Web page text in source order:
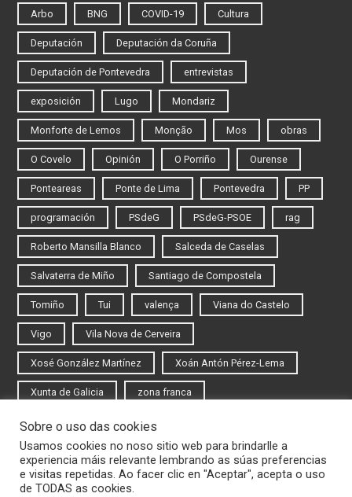
Arbo BNG COVID-19 Cultura
Deputación Deputación da Coruña
Deputación de Pontevedra entrevistas
exposición Lugo Mondariz
Monforte de Lemos Monção Mos obras
O Covelo Opinión O Porriño Ourense
Ponteareas Ponte de Lima Pontevedra PP
programación PSdeG PSdeG-PSOE rag
Roberto Mansilla Blanco Salceda de Caselas
Salvaterra de Miño Santiago de Compostela
Tomiño Tui valença Viana do Castelo
Vigo Vila Nova de Cerveira
Xosé González Martínez Xoán Antón Pérez-Lema
Xunta de Galicia zona franca
Iniciar sesión
Rexistrarse
Sobre o uso das cookies
Usamos cookies no noso sitio web para brindarlle a
experiencia máis relevante lembrando as súas preferencias
e visitas repetidas. Ao facer clic en "Aceptar", acepta o uso
de TODAS as cookies.